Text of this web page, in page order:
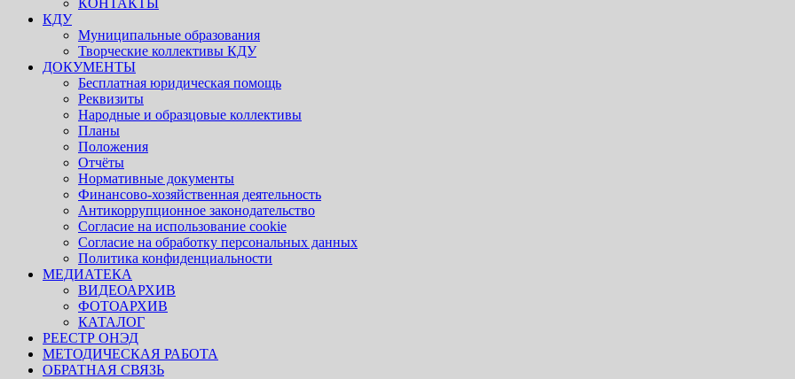
КОНТАКТЫ
КДУ
Муниципальные образования
Творческие коллективы КДУ
ДОКУМЕНТЫ
Бесплатная юридическая помощь
Реквизиты
Народные и образцовые коллективы
Планы
Положения
Отчёты
Нормативные документы
Финансово-хозяйственная деятельность
Антикоррупционное законодательство
Согласие на использование cookie
Согласие на обработку персональных данных
Политика конфиденциальности
МЕДИАТЕКА
ВИДЕОАРХИВ
ФОТОАРХИВ
КАТАЛОГ
РЕЕСТР ОНЭД
МЕТОДИЧЕСКАЯ РАБОТА
ОБРАТНАЯ СВЯЗЬ